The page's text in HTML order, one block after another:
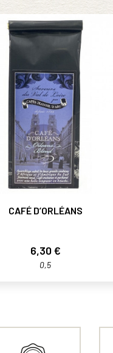
CAFÉ D’ORLÉANS
Prix
6,30 €
0,5